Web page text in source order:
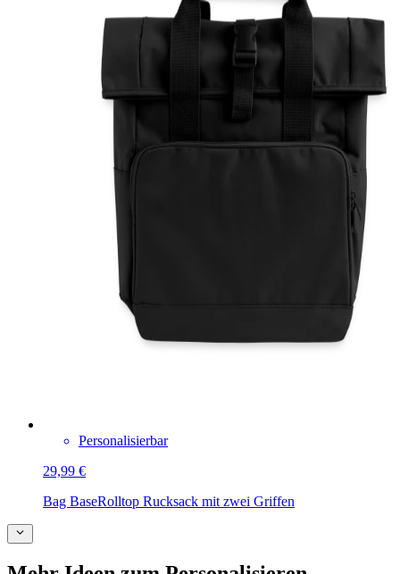
Personalisierbar
29,99 €
Bag BaseRolltop Rucksack mit zwei Griffen